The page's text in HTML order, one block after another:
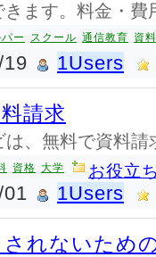
きます。料金・
ー スクール 通信教育 資
1Users
請求
は、無料で資料
資格 大学 お役立
1Users
されないため